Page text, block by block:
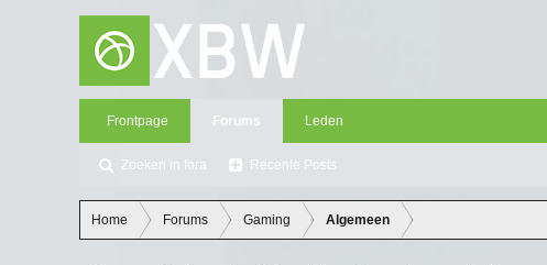
Frontpage Forums
Zoeken in fora Recente Posts
Leden
Home Forums Gaming Algemeen